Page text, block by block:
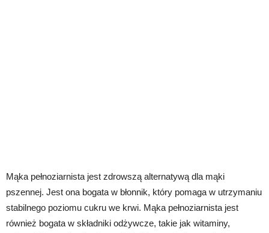
Mąka pełnoziarnista jest zdrowszą alternatywą dla mąki
pszennej. Jest ona bogata w błonnik, który pomaga w utrzymaniu
stabilnego poziomu cukru we krwi. Mąka pełnoziarnista jest
również bogata w składniki odżywcze, takie jak witaminy,